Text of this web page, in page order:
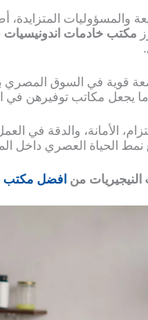
والمسؤوليات
مكتب خادمات اندونيسيات
قوية في السوق المصري
يجعل مكاتب توفيرهن في
الأمانة، والدقة
الحياة العصري داخل
افضل مكتب